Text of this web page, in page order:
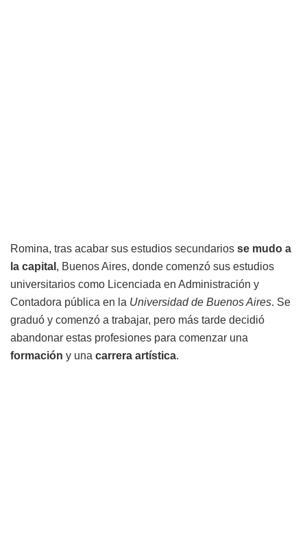
Romina, tras acabar sus estudios secundarios se mudo a
la capital , Buenos Aires, donde comenzó sus estudios
universitarios como Licenciada en Administración y
Contadora pública en la Universidad de Buenos Aires. Se
graduó y comenzó a trabajar, pero más tarde decidió
abandonar estas profesiones para comenzar una
formación y una carrera artística.